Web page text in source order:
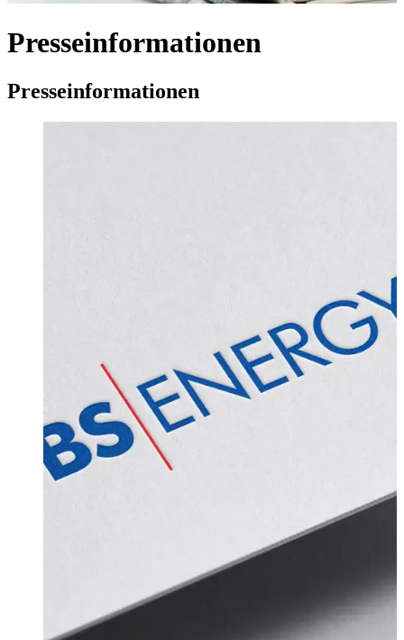
Presseinformationen
Presseinformationen